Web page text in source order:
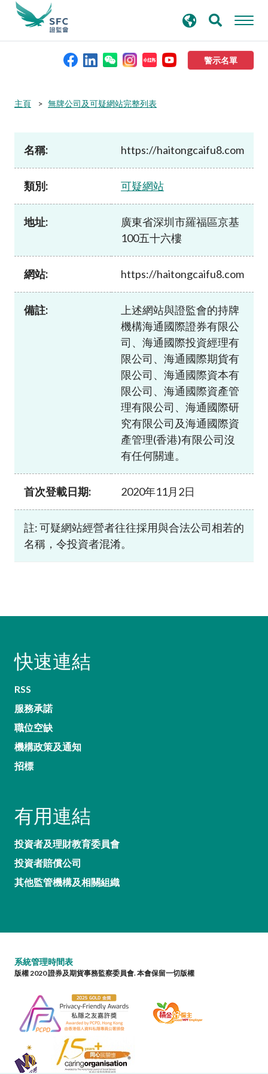
警示名單
本會簡介
規則及標準
資料庫
加入本會
尋
主頁 無牌公司及可疑網站完整列表
名稱: https://haitongcaifu8.com
類別: 可疑網站
地址:
廣東省深圳市羅福區京基
100五十六樓
網站: https://haitongcaifu8.com
備註:
上述網站與證監會的持牌
機構海通國際證券有限公
司、海通國際投資經理有
限公司、海通國際期貨有
限公司、海通國際資本有
限公司、海通國際資產管
理有限公司、海通國際研
究有限公司及海通國際資
產管理(香港)有限公司沒
有任何關連。
首次登載日期: 2020年11月2日
註: 可疑網站經營者往往採用與合法公司相若的
名稱，令投資者混淆。
快速連結
RSS
服務承諾
職位空缺
機構政策及通知
招標
有用連結
投資者及理財教育委員會
投資者賠償公司
其他監管機構及相關組織
系統管理時間表
版權 2020 證券及期貨事務監察委員會. 本會保留一切版權